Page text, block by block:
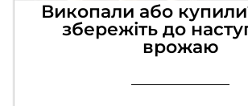
Викопали або
збережіть до
врожаю